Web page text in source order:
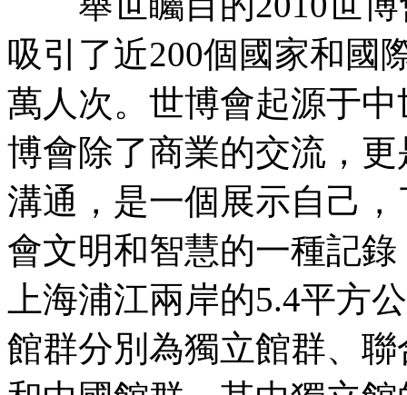
吸引了近200個國家和國
萬人次。世博會起源于
博會除了商業的交流，
溝通，是一個展示自己
會文明和智慧的一種記
上海浦江兩岸的5.4平方
館群分別為獨立館群、